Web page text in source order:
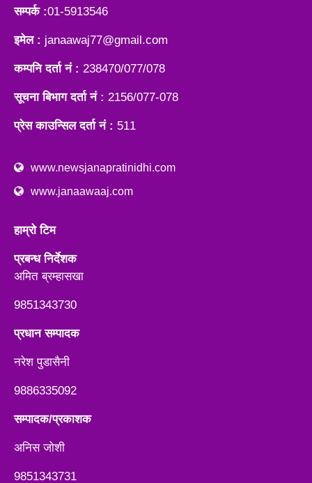
सम्पर्क :01-5913546
इमेल : janaawaj77@gmail.com
कम्पनि दर्ता नं : 238470/077/078
सूचना बिभाग दर्ता नं : 2156/077-078
प्रेस काउन्सिल दर्ता नं : 511
www.newsjanapratinidhi.com
www.janaawaaj.com
हाम्रो टिम
प्रबन्ध निर्देशक
अमित ब्रम्हासखा
9851343730
प्रधान सम्पादक
नरेश पुडासैनी
9886335092
सम्पादक/प्रकाशक
अनिस जाेशी
9851343731